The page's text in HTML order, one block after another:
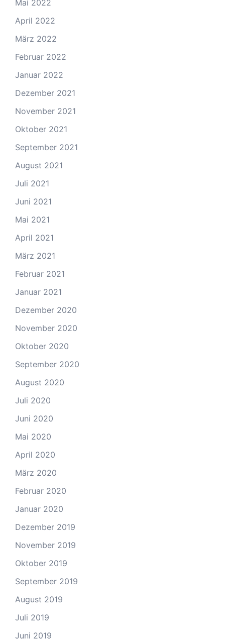
Mai 2022
April 2022
März 2022
Februar 2022
Januar 2022
Dezember 2021
November 2021
Oktober 2021
September 2021
August 2021
Juli 2021
Juni 2021
Mai 2021
April 2021
März 2021
Februar 2021
Januar 2021
Dezember 2020
November 2020
Oktober 2020
September 2020
August 2020
Juli 2020
Juni 2020
Mai 2020
April 2020
März 2020
Februar 2020
Januar 2020
Dezember 2019
November 2019
Oktober 2019
September 2019
August 2019
Juli 2019
Juni 2019